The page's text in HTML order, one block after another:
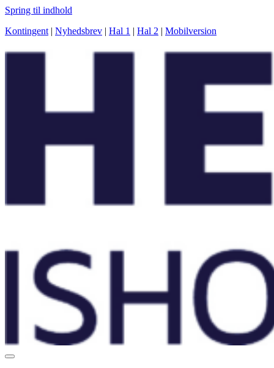
Spring til indhold
Kontingent | Nyhedsbrev | Hal 1 | Hal 2 | Mobilversion